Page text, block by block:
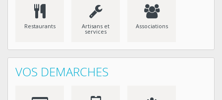
Restaurants Artisans et
services
Associations
VOS DEMARCHES